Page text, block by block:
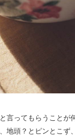
言ってもらうことが
地頭？とピンとこず、